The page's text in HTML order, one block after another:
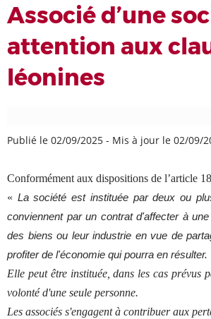
Associé d’une
attention aux
léonines
Publié le 02/09/2025 - Mis à jour le 02/09/
Conformément aux dispositions de l’article
« La société est instituée par deux ou
conviennent par un contrat d'affecter à
des biens ou leur industrie en vue de
profiter de l'économie qui pourra en résulter.
Elle peut être instituée, dans les cas prévus
volonté d'une seule personne.
Les associés s'engagent à contribuer aux